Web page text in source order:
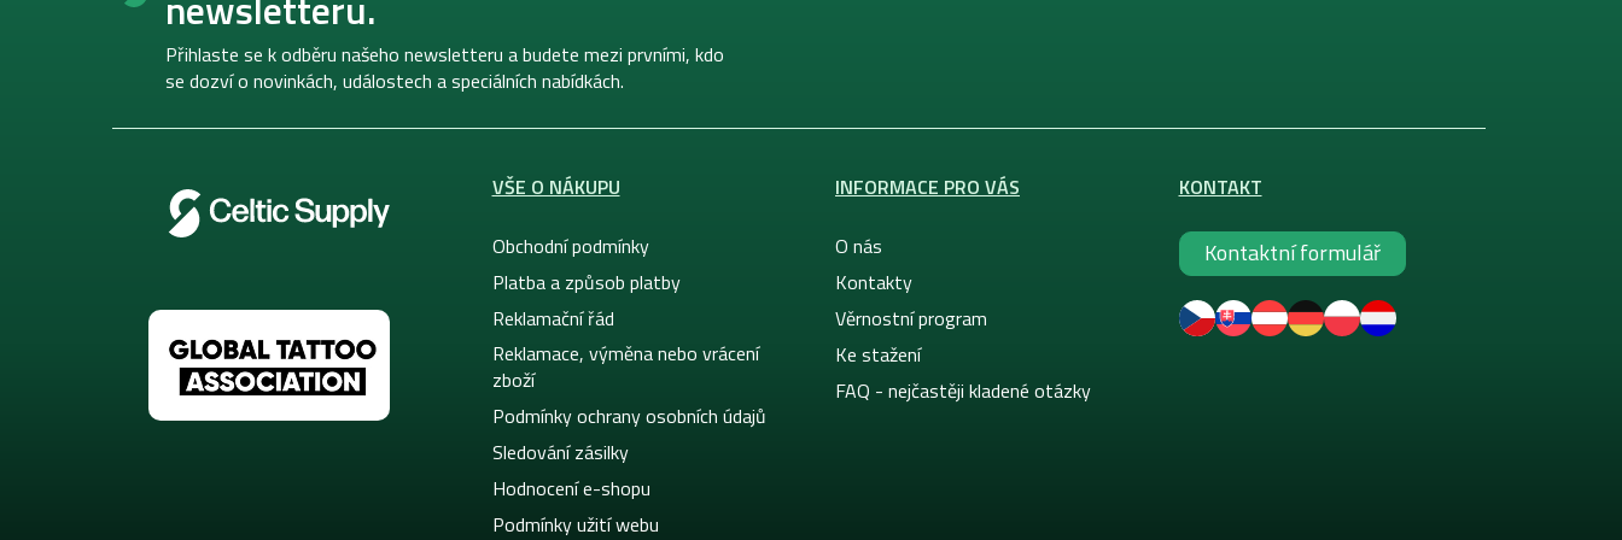
Přihlaste se k odběru našeho newsletteru a budete mezi prvními, kdo
se dozví o novinkách, událostech a speciálních nabídkách.
VŠE O NÁKUPU
Obchodní podmínky
Platba a způsob platby
Reklamační řád
Reklamace, výměna nebo vrácení
zboží
Podmínky ochrany osobních údajů
Sledování zásilky
Hodnocení e-shopu
Podmínky užití webu
INFORMACE PRO VÁS
O nás
Kontakty
Věrnostní program
Ke stažení
FAQ - nejčastěji kladené otázky
KONTAKT
Kontaktní formulář